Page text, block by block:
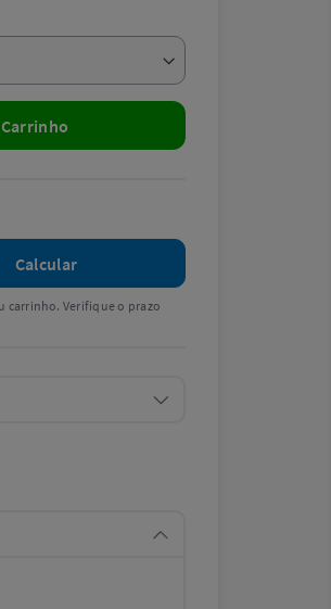
Calcular
carrinho. Verifique o prazo